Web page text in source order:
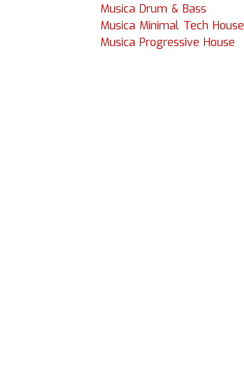
Musica Drum & Bass
Musica Minimal Tech House
Musica Progressive House